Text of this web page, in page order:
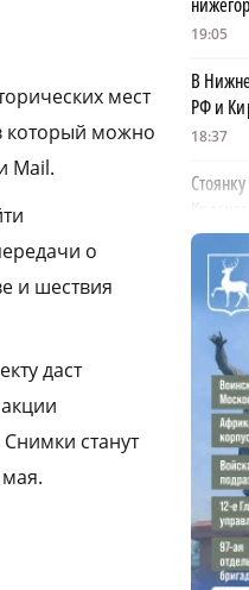
мест
который можно
Mail.
о
и шествия
даст
станут
19:05
В
РФ и
18:37
18:37
дом, в
щенков
18:02
В
17:57
Садыр
17:38